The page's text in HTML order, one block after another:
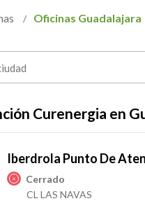
Oficinas Guadalajara
Curenergia en
Iberdrola Punto De
Cerrado
CL LAS NAVAS